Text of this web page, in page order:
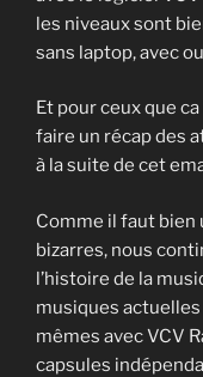
les niveaux sont
sans laptop, avec
Et pour ceux que
faire un récap des
à la suite de cet
Comme il faut
bizarres, nous
l’histoire de la
musiques
mêmes avec VCV
capsules